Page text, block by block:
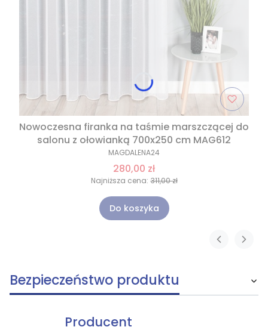
Nowoczesna firanka na taśmie marszczącej do
salonu z ołowianką 700x250 cm MAG612
MAGDALENA24
280,00 zł
Najniższa cena: 311,00 zł
Do koszyka
Bezpieczeństwo produktu
Producent